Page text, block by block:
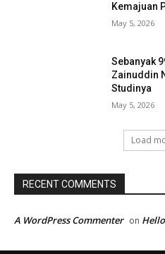
Kemajuan
May 5, 2026
Sebanyak
Zainuddin
Studinya
May 5, 2026
Load
RECENT COMMENTS
A WordPress Commenter on